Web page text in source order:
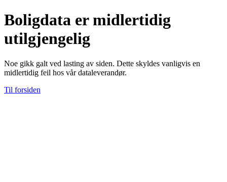
Boligdata er midlertidig
utilgjengelig
Noe gikk galt ved lasting av siden. Dette skyldes vanligvis en
midlertidig feil hos vår dataleverandør.
Til forsiden